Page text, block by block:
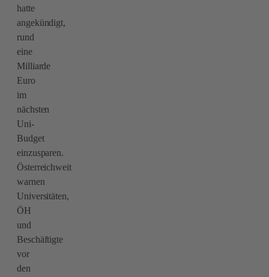
hatte
angekündigt,
rund
eine
Milliarde
Euro
im
nächsten
Uni-
Budget
einzusparen.
Österreichweit
warnen
Universitäten,
ÖH
und
Beschäftigte
vor
den